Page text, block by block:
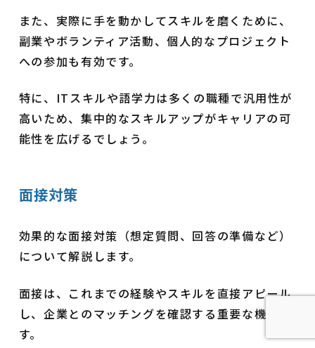
また、実際に手を動かしてスキルを磨くために、
副業やボランティア活動、個人的なプロジェクト
への参加も有効です。
特に、ITスキルや語学力は多くの職種で汎用性が
高いため、集中的なスキルアップがキャリアの可
能性を広げるでしょう。
面接対策
効果的な面接対策（想定質問、回答の準備など）
について解説します。
面接は、これまでの経験やスキルを直接アピール
し、企業とのマッチングを確認する重要な機会で
す。